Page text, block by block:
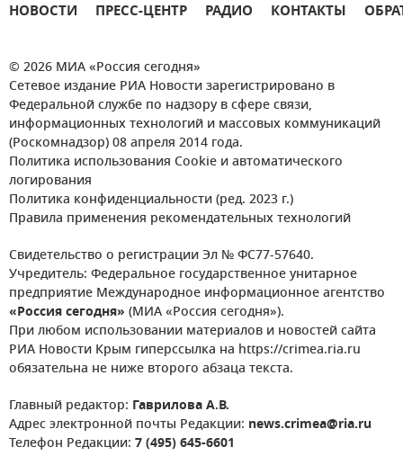
НОВОСТИ ПРЕСС-ЦЕНТР РАДИО КОНТАКТЫ
© 2026 МИА «Россия сегодня»
Сетевое издание РИА Новости зарегистрировано в
Федеральной службе по надзору в сфере связи,
информационных технологий и массовых коммуникаций
(Роскомнадзор) 08 апреля 2014 года.
Политика использования Cookie и автоматического
логирования
Политика конфиденциальности (ред. 2023 г.)
Правила применения рекомендательных технологий
Свидетельство о регистрации Эл № ФС77-57640.
Учредитель: Федеральное государственное унитарное
предприятие Международное информационное агентство
«Россия сегодня» (МИА «Россия сегодня»).
При любом использовании материалов и новостей сайта
РИА Новости Крым гиперссылка на https://crimea.ria.ru
обязательна не ниже второго абзаца текста.
Главный редактор: Гаврилова А.В.
Адрес электронной почты Редакции: news.crimea@ria.ru
Телефон Редакции: 7 (495) 645-6601